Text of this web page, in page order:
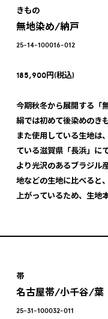
きもの
無地染め/納戸
25-14-100016-012
185,900円(税込)
今期秋冬から展開する「
絹では初めて後染めのき
また使用している生地は
ている滋賀県「長浜」に
より光沢のあるブラジル
地などの生地に比べると
上がっているため、生地
帯
名古屋帯/小千谷/葉
25-31-100032-011